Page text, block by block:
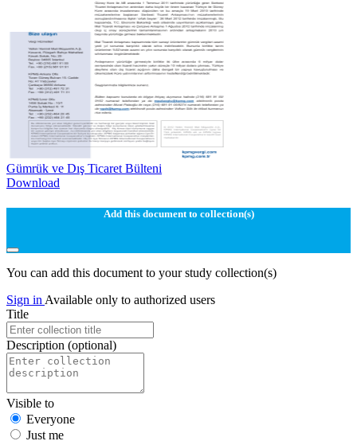
Gümrük ve Dış Ticaret Bülteni
Download
Add this document to collection(s)
You can add this document to your study collection(s)
Sign in Available only to authorized users
Title
Description (optional)
Visible to
Everyone
Just me